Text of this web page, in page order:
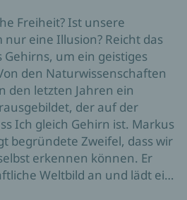
Freiheit? Ist unsere
eine Illusion? Reicht das
um ein geistiges
den Naturwissenschaften
den letzten Jahren ein
der auf der
Ich gleich Gehirn ist. Markus
begründete Zweifel, dass wir
erkennen können. Er
Weltbild an und lädt ein